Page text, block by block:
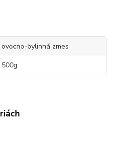
ovocno-bylinná zmes
500g